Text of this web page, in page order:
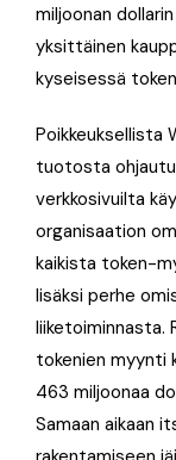
miljoonan
yksittäinen
kyseisessä
Poikkeuksellista
tuotosta
verkkosivuilta
organisaation
kaikista token-
lisäksi perhe
liiketoiminnasta.
tokenien myynti
463 miljoonaa
Samaan aikaan